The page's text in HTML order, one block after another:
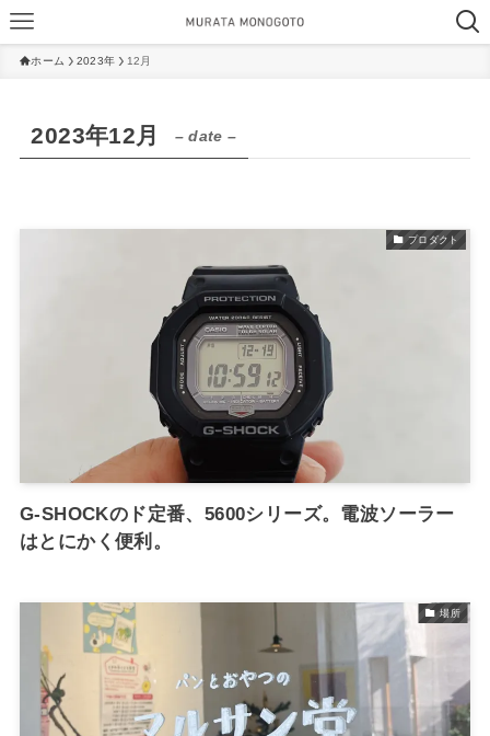
ホーム 2023年 12月
2023年12月 – date –
プロダクト
G-SHOCKのド定番、5600シリーズ。電波ソーラー
はとにかく便利。
場所